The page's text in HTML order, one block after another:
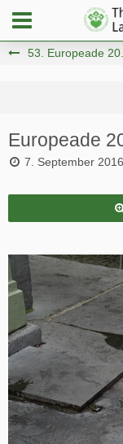
53. Europeade
Europeade
7. September 2016